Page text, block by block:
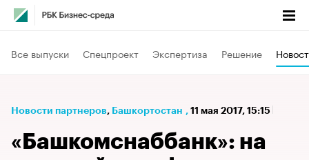
Все выпуски Спецпроект Экспертиза Решение
Новости партнеров⁠, Башкортостан , 11 мая 2017, 15:15
«Башкомснаббанк»: на